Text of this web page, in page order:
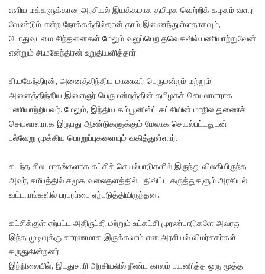
எளிய மக்களுக்கான அரசியல் இயக்கமாக தமிழக வெற்றிக் கழகம் வளர
வேண்டும் என்ற நோக்கத்தில்தான் தாம் இணைந்துள்ளதாகவும்,
பொதுவுடமை சிந்தனைகள் மேலும் வலுப்பெற தவெகவில் பணியாற்றுவேன்
என்றும் சி.மகேந்திரன் உறுதியளித்தார்.
சி.மகேந்திரன், அனைத்திந்திய மாணவர் பெருமன்றம் மற்றும்
அனைத்திந்திய இளைஞர் பெருமன்றத்தின் தமிழகச் செயலாளராக
பணியாற்றியவர். மேலும், இந்திய கம்யூனிஸ்ட் கட்சியின் மாநில துணைச்
செயலாளராக இருபது ஆண்டுகளுக்கும் மேலாக செயல்பட்டதுடன்,
பல்வேறு முக்கிய பொறுப்புகளையும் வகித்துள்ளார்.
கடந்த சில மாதங்களாக கட்சிச் செயல்பாடுகளில் இருந்து விலகியிருந்த
அவர், சமீபத்தில் சமூக வலைதளத்தில் பதிவிட்ட கருத்துகளும் அரசியல்
வட்டாரங்களில் பரபரப்பை ஏற்படுத்தியிருந்தன.
கட்சிக்குள் ஏற்பட்ட அதிருப்தி மற்றும் உட்கட்சி முரண்பாடுகளே அவரது
இந்த முடிவுக்கு காரணமாக இருக்கலாம் என அரசியல் விமர்சகர்கள்
கருதுகின்றனர்.
இந்நிலையில், இடதுசாரி அரசியலில் நீண்ட காலம் பயணித்த ஒரு மூத்த